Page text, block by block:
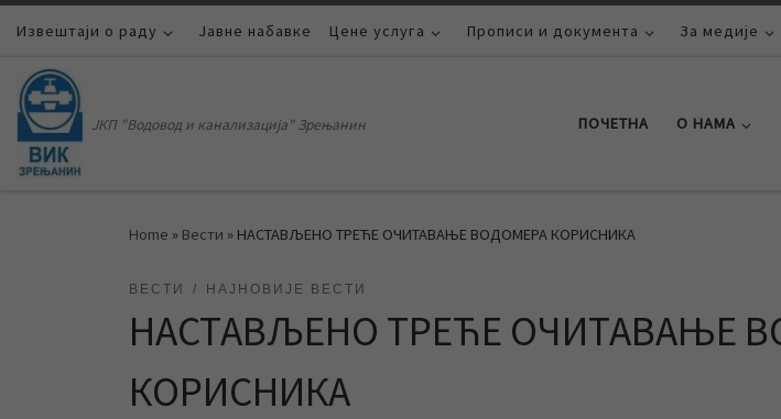
Skip to content
Извештаји о раду Јавне набавке Цене услуга Прописи и документа За медије
ЈКП "Водовод и канализација" Зрењанин ПОЧЕТНА О НАМА
Home » Вести » НАСТАВЉЕНО ТРЕЋЕ ОЧИТАВАЊЕ ВОДОМЕРА КОРИСНИКА
ВЕСТИ НАЈНОВИЈЕ ВЕСТИ
НАСТАВЉЕНО ТРЕЋЕ ОЧИТАВАЊЕ
КОРИСНИКА